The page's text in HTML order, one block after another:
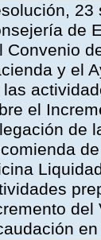
23
de
Convenio
y el
las
el
de
del